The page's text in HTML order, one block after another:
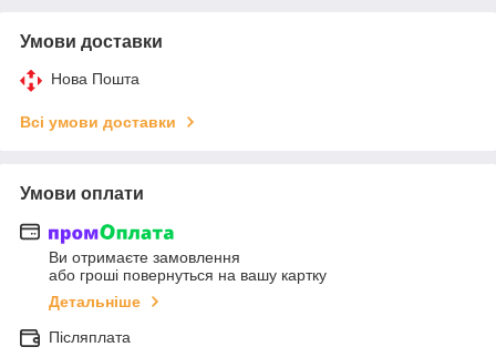
Умови доставки
Нова Пошта
Всі умови доставки
Умови оплати
Ви отримаєте замовлення
або гроші повернуться на вашу картку
Детальніше
Післяплата